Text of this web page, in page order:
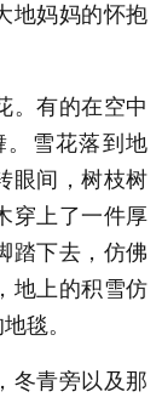
地妈妈的怀抱
有的在空中
。雪花落到地
眼间，树枝树
穿上了一件厚
踏下去，仿佛
地上的积雪仿
毯。
青旁以及那